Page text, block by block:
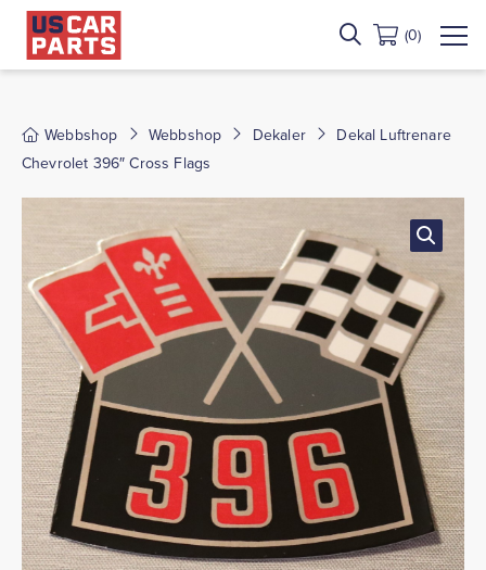
(0)
Webbshop Webbshop Dekaler
Dekal Luftrenare
Chevrolet 396″ Cross Flags